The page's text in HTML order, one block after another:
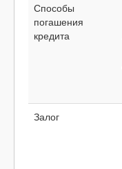
Способы
погашения
кредита
Залог